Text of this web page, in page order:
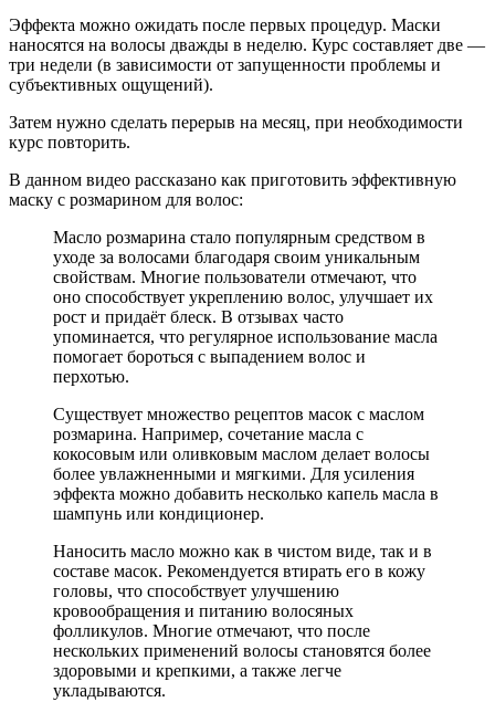
Эффекта можно ожидать после первых процедур. Маски
наносятся на волосы дважды в неделю. Курс составляет две —
три недели (в зависимости от запущенности проблемы и
субъективных ощущений).
Затем нужно сделать перерыв на месяц, при необходимости
курс повторить.
В данном видео рассказано как приготовить эффективную
маску с розмарином для волос:
Масло розмарина стало популярным средством в
уходе за волосами благодаря своим уникальным
свойствам. Многие пользователи отмечают, что
оно способствует укреплению волос, улучшает их
рост и придаёт блеск. В отзывах часто
упоминается, что регулярное использование масла
помогает бороться с выпадением волос и
перхотью.
Существует множество рецептов масок с маслом
розмарина. Например, сочетание масла с
кокосовым или оливковым маслом делает волосы
более увлажненными и мягкими. Для усиления
эффекта можно добавить несколько капель масла в
шампунь или кондиционер.
Наносить масло можно как в чистом виде, так и в
составе масок. Рекомендуется втирать его в кожу
головы, что способствует улучшению
кровообращения и питанию волосяных
фолликулов. Многие отмечают, что после
нескольких применений волосы становятся более
здоровыми и крепкими, а также легче
укладываются.